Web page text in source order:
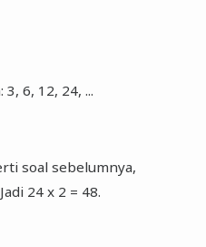
6, 12, 24, ...
soal sebelumnya,
24 x 2 = 48.